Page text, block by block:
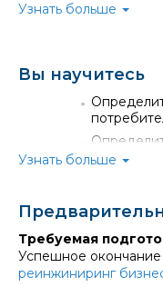
модели архитектуры
Курс включает
практическую
получает
принципов.
Практические
применением
Курс основан
Archimate,
лицензионных
Слушатели
и навыки в
Узнать больше
Вы научитесь
проверки
Описание
Узнать больше
Требуемая
Успешное окончание
реинжиниринг